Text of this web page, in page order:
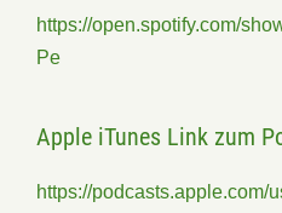
https://open.spotify.com/
Pe
Apple iTunes Link zum
https://podcasts.apple.com/